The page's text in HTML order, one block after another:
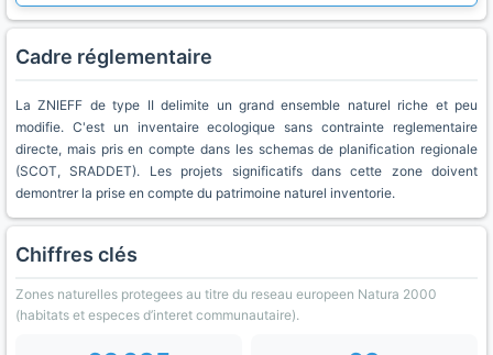
Cadre réglementaire
La ZNIEFF de type II delimite un grand ensemble naturel riche et peu
modifie. C'est un inventaire ecologique sans contrainte reglementaire
directe, mais pris en compte dans les schemas de planification regionale
(SCOT, SRADDET). Les projets significatifs dans cette zone doivent
demontrer la prise en compte du patrimoine naturel inventorie.
Chiffres clés
Zones naturelles protegees au titre du reseau europeen Natura 2000
(habitats et especes d’interet communautaire).